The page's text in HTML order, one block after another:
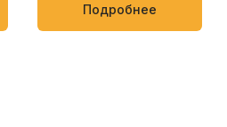
полотенца, салфетки,
пищевые и бытовые
Подробнее